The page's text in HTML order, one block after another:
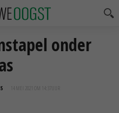
onder
14 MEI 2021 OM 14:37